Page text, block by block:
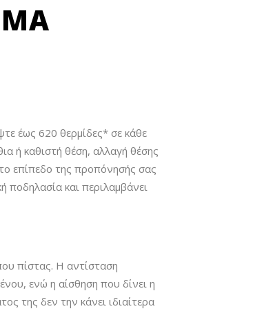
Π
έως 620 θερμίδες* σε κάθε
ή καθιστή θέση, αλλαγή θέσης
επίπεδο της προπόνησής σας
ποδηλασία και περιλαμβάνει
πίστας. Η αντίσταση
ενώ η αίσθηση που δίνει η
της δεν την κάνει ιδιαίτερα